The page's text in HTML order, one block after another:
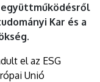
Kar és a
el az ESG
Unió